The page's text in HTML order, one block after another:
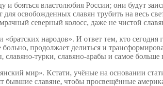
и бояться властолюбия России; они будут
освобожденных славян трубить на весь
северный колосс, даже не чистой
народов». И ответ тем, кто
продолжает делиться и
турки, славяно-арабы и самое
мир». Кстати, учёные на основании
бывшие славяне, чтобы просвещённые